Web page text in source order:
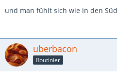
und man fühlt sich wie in den
uberbacon
Routinier